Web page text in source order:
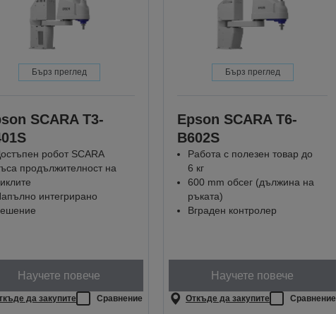
Бърз преглед
SCARA T3-
робот SCARA
продължителност на
интегрирано
Научете повече
да закупите Сравнение
Бърз преглед
Epson SCARA T6-
B602S
Работа с полезен товар до
6 кг
600 mm обсег (дължина на
ръката)
Вграден контролер
Научете повече
Откъде да закупите Сравнение